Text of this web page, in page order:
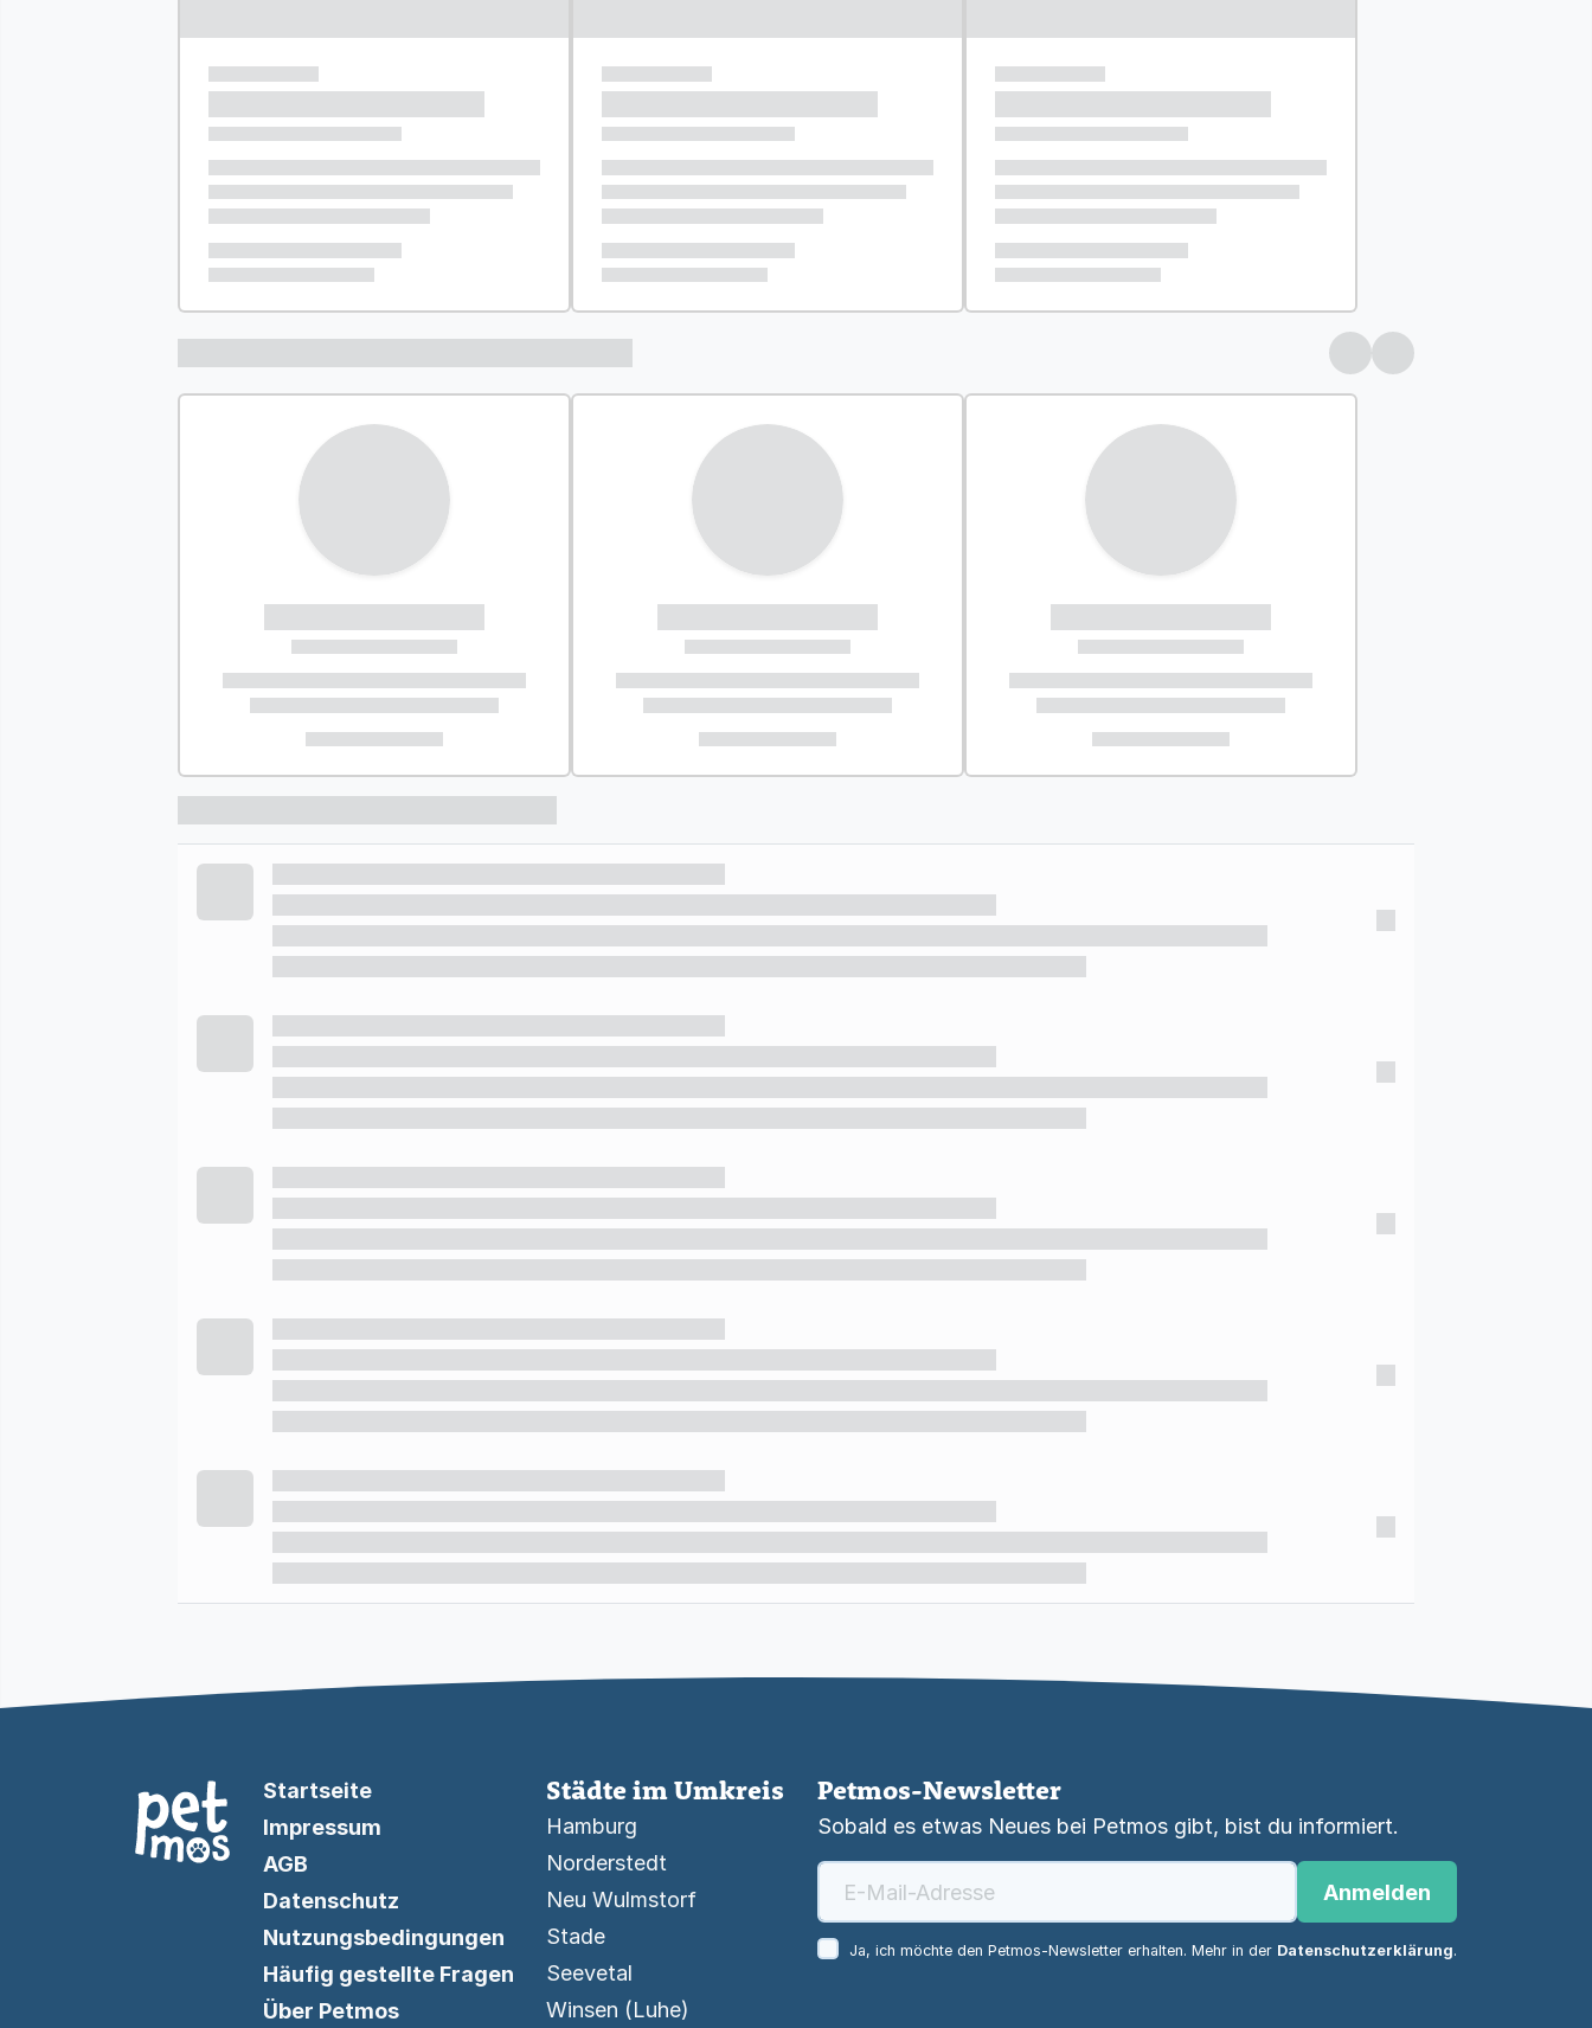
Startseite
Impressum
AGB
Datenschutz
Nutzungsbedingungen
Häufig gestellte Fragen
Über Petmos
Städte im Umkreis
Hamburg
Norderstedt
Neu Wulmstorf
Stade
Seevetal
Winsen (Luhe)
Petmos-Newsletter
Sobald es etwas Neues bei Petmos gibt, bist du informiert.
Anmelden
Ja, ich möchte den Petmos-Newsletter erhalten. Mehr in der Datenschutzerklärung.